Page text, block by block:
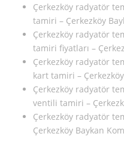
Çerkezköy radyatör
tamiri – Çerkezköy
Çerkezköy radyatör
tamiri fiyatları –
Çerkezköy radyatör
kart tamiri –
Çerkezköy radyatör
ventili tamiri –
Çerkezköy radyatör
Çerkezköy Baykan